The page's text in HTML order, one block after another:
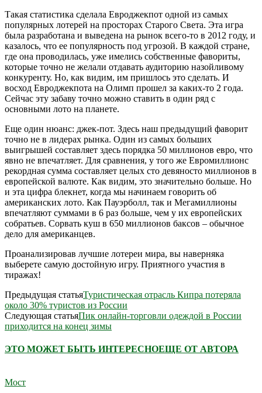
Такая статистика сделала Евроджекпот одной из самых
популярных лотерей на просторах Старого Света. Эта игра
была разработана и выведена на рынок всего-то в 2012 году, и
казалось, что ее популярность под угрозой. В каждой стране,
где она проводилась, уже имелись собственные фавориты,
которые точно не желали отдавать аудиторию назойливому
конкуренту. Но, как видим, им пришлось это сделать. И
восход Евроджекпота на Олимп прошел за каких-то 2 года.
Сейчас эту забаву точно можно ставить в один ряд с
основными лото на планете.
Еще один нюанс: джек-пот. Здесь наш предыдущий фаворит
точно не в лидерах рынка. Один из самых больших
выигрышей составляет здесь порядка 50 миллионов евро, что
явно не впечатляет. Для сравнения, у того же Евромиллионс
рекордная сумма составляет целых сто девяносто миллионов в
европейской валюте. Как видим, это значительно больше. Но
и эта цифра блекнет, когда мы начинаем говорить об
американских лото. Как Пауэрболл, так и Мегамиллионы
впечатляют суммами в 6 раз больше, чем у их европейских
собратьев. Сорвать куш в 650 миллионов баксов – обычное
дело для американцев.
Проанализировав лучшие лотереи мира, вы наверняка
выберете самую достойную игру. Приятного участия в
тиражах!
Предыдущая статьяТуристическая отрасль Кипра потеряла
около 30% туристов из России
Следующая статьяПик онлайн-торговли одеждой в России
приходится на конец зимы
ЭТО МОЖЕТ БЫТЬ ИНТЕРЕСНОЕЩЕ ОТ АВТОРА
Мост